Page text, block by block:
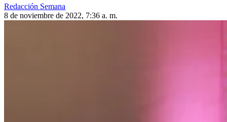
Redacción Semana
8 de noviembre de 2022, 7:36 a. m.